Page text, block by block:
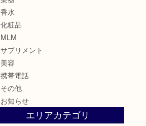
香水
化粧品
MLM
サプリメント
美容
携帯電話
その他
お知らせ
エリアカテゴリ